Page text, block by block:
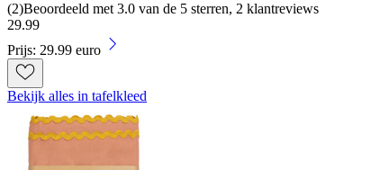
(2)Beoordeeld met 3.0 van de 5 sterren, 2 klantreviews
29.99
Prijs: 29.99 euro
Bekijk alles in tafelkleed